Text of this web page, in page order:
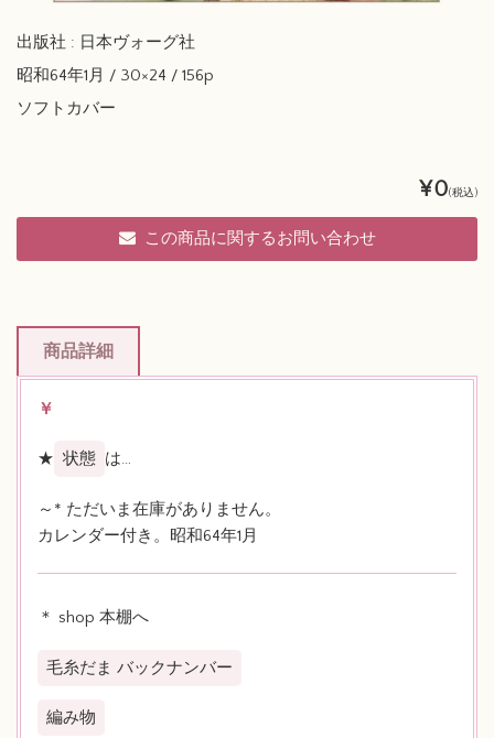
出版社 : 日本ヴォーグ社
昭和64年1月 / 30×24 / 156p
ソフトカバー
¥0(税込)
この商品に関するお問い合わせ
商品詳細
￥
★ 状態 は…
～* ただいま在庫がありません。
カレンダー付き。昭和64年1月
＊ shop 本棚へ
毛糸だま バックナンバー
編み物